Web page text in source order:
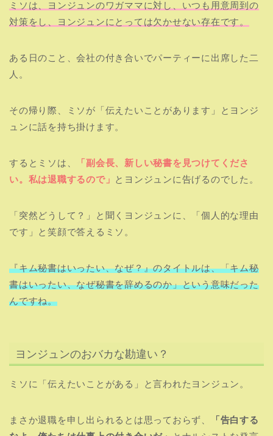
ミソは、ヨンジュンのワガママに対し、いつも用意周到の
対策をし、ヨンジュンにとっては欠かせない存在です。
ある日のこと、会社の付き合いでパーティーに出席した二
人。
その帰り際、ミソが「伝えたいことがあります」とヨンジ
ュンに話を持ち掛けます。
するとミソは、
「副会長、新しい秘書を見つけてくださ
い。私は退職するので」 とヨンジュンに告げるのでした。
「突然どうして？」と聞くヨンジュンに、「個人的な理由
です」と笑顔で答えるミソ。
『キム秘書はいったい、なぜ？』のタイトルは、「キム秘
書はいったい、なぜ秘書を辞めるのか」という意味だった
んですね。
ヨンジュンのおバカな勘違い？
ミソに「伝えたいことがある」と言われたヨンジュン。
まさか退職を申し出られるとは思っておらず、
「告白する